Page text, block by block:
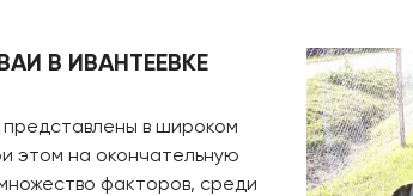
В ИВАНТЕЕВКЕ
в широком
этом на окончательную
факторов, среди